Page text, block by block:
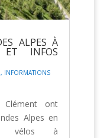
ALPES À
INFOS
, INFORMATIONS
ont
Alpes en
vélos à